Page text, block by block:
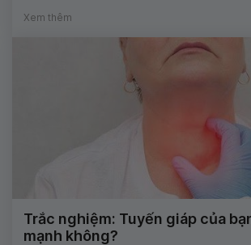
Xem thêm
Trắc nghiệm: Tuyến giáp của
mạnh không?